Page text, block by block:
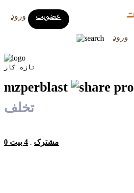
ورود عضویت
ورود
تازه کار
mzperblast
تخلف
0 مشترک . 4 بیت